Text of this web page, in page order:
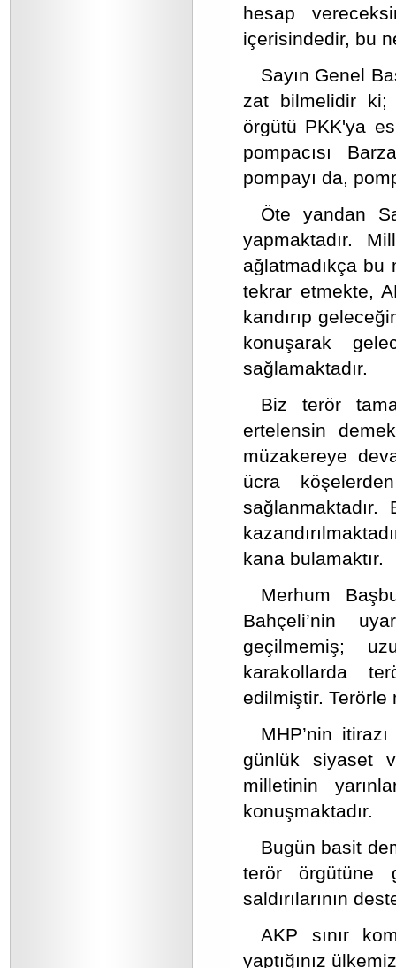
hesap
içerisindedir, bu
Sayın Genel
zat bilmelidir ki;
örgütü PKK'ya
pompacısı
pompayı da,
Öte yandan
yapmaktadır.
ağlatmadıkça bu
tekrar etmekte,
kandırıp
konuşarak
sağlamaktadır.
Biz terör
ertelensin
müzakereye
ücra
kana bulamaktır.
Merhum
Bahçeli’nin
geçilmemiş;
karakollarda
edilmiştir. Terörle
MHP’nin
günlük siyaset
milletinin
konuşmaktadır.
Bugün basit
terör örgütüne
saldırılarının
AKP sınır
yaptığınız